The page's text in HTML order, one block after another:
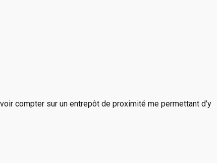
compter sur un entrepôt de proximité me permettant d’y